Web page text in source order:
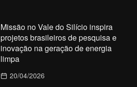
Missão no Vale do Silício inspira
projetos brasileiros de pesquisa e
inovação na geração de energia
limpa
20/04/2026